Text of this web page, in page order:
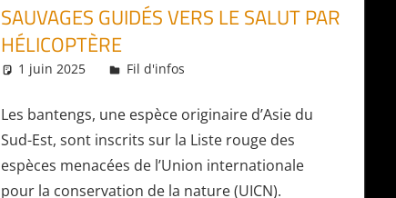
SAUVAGES GUIDÉS VERS LE SALUT PAR
HÉLICOPTÈRE
1 juin 2025 Daniel
Fil d'infos
Les bantengs, une espèce originaire d’Asie du
Sud-Est, sont inscrits sur la Liste rouge des
espèces menacées de l’Union internationale
pour la conservation de la nature (UICN).